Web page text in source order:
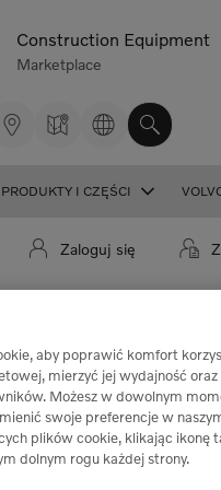
Construction Equipment
Marketplace
PRODUKTY I CZĘŚCI
Zaloguj się
ale nie można
aby poprawić komfort
mierzyć jej wydajność oraz
Możesz w dowolnym
swoje preferencje w
plików cookie, klikając ikonę
dolnym rogu każdej strony.